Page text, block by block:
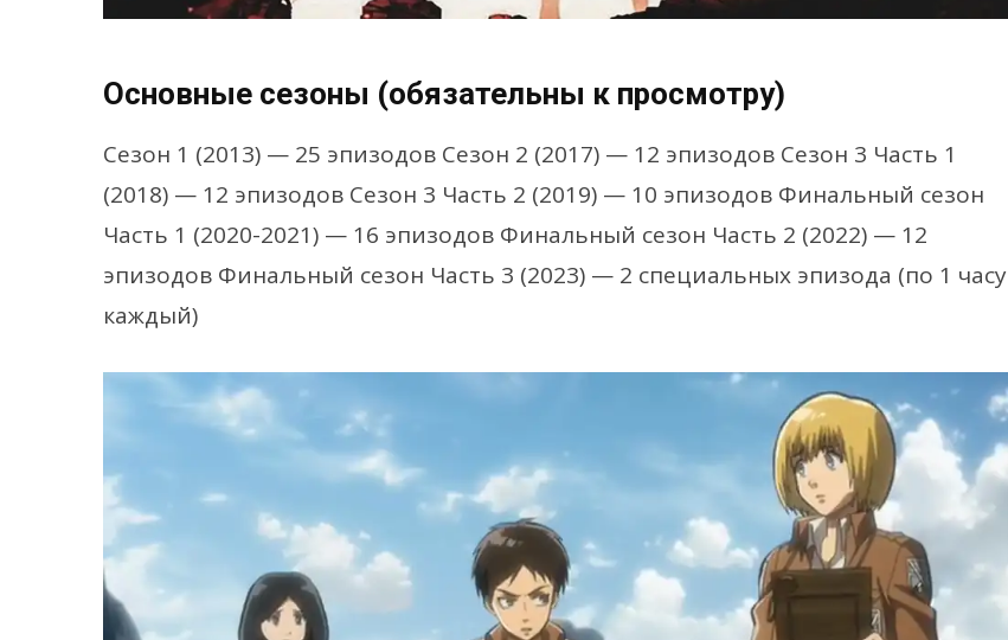
Основные сезоны (обязательны к просмотру)
Сезон 1 (2013) — 25 эпизодов Сезон 2 (2017) — 12 эпизодов Сезон 3 Часть 1
(2018) — 12 эпизодов Сезон 3 Часть 2 (2019) — 10 эпизодов Финальный сезон
Часть 1 (2020-2021) — 16 эпизодов Финальный сезон Часть 2 (2022) — 12
эпизодов Финальный сезон Часть 3 (2023) — 2 специальных эпизода (по 1 часу
каждый)